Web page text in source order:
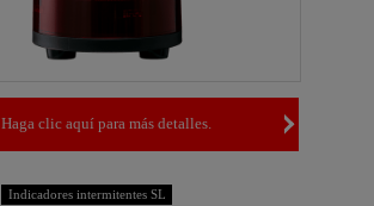
Haga clic aquí para más detalles.
Indicadores intermitentes SL